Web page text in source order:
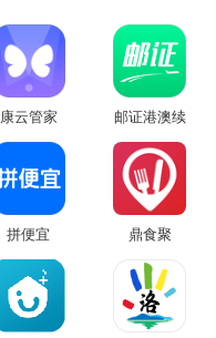
康云管家
邮证港澳续
签
拼便宜 鼎食聚